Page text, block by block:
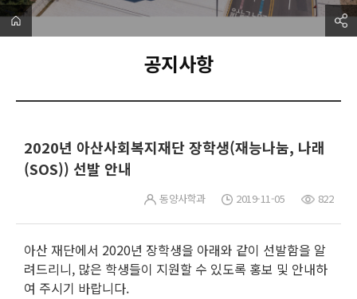
공지사항
2020년 아산사회복지재단 장학생(재능나눔, 나래
(SOS)) 선발 안내
동양사학과 2019-11-05 822
아산 재단에서 2020년 장학생을 아래와 같이 선발함을 알
려드리니, 많은 학생들이 지원할 수 있도록 홍보 및 안내하
여 주시기 바랍니다.